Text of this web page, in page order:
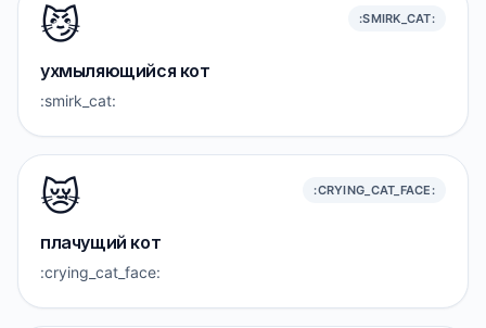
😼 :SMIRK_CAT:
ухмыляющийся кот
:smirk_cat:
😿 :CRYING_CAT_FACE:
плачущий кот
:crying_cat_face: